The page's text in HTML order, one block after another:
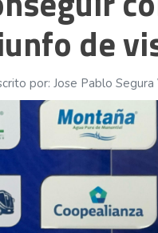
de
por: Jose Pablo Segura